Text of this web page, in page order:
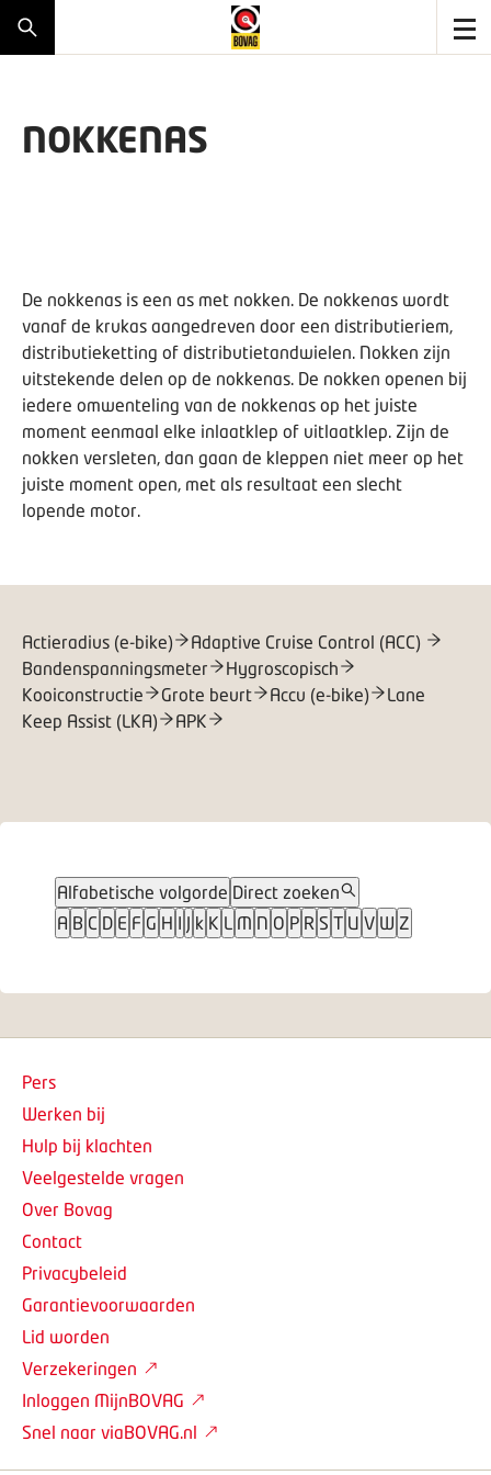
NOKKENAS
De nokkenas is een as met nokken. De nokkenas wordt
vanaf de krukas aangedreven door een distributieriem,
distributieketting of distributietandwielen. Nokken zijn
uitstekende delen op de nokkenas. De nokken openen bij
iedere omwenteling van de nokkenas op het juiste
moment eenmaal elke inlaatklep of uitlaatklep. Zijn de
nokken versleten, dan gaan de kleppen niet meer op het
juiste moment open, met als resultaat een slecht
lopende motor.
Actieradius (e-bike)
Adaptive Cruise Control (ACC)
Bandenspanningsmeter
Hygroscopisch
Kooiconstructie
Grote beurt Accu (e-bike)
Lane
Keep Assist (LKA)
APK
Alfabetische volgorde Direct zoeken
A B C D E F G H I J k K L M N O P R S T U V W Z
Pers
Werken bij
Hulp bij klachten
Veelgestelde vragen
Over Bovag
Contact
Privacybeleid
Garantievoorwaarden
Lid worden
Verzekeringen
Inloggen MijnBOVAG
Snel naar viaBOVAG.nl